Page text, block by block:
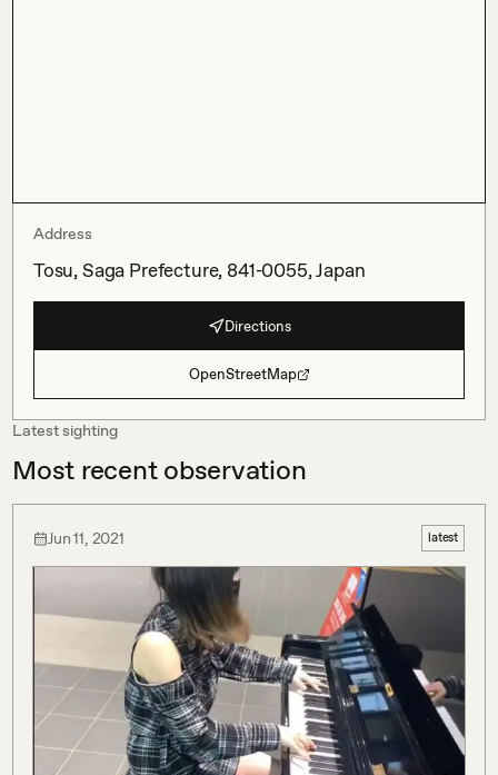
Address
Tosu, Saga Prefecture, 841-0055, Japan
Directions
OpenStreetMap
Latest sighting
Most recent observation
Jun 11, 2021 latest